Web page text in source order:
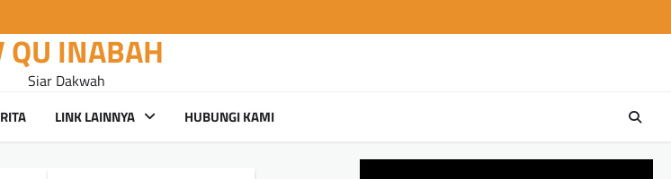
QU INABAH
Siar Dakwah
LINK LAINNYA HUBUNGI KAMI